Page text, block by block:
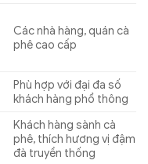
Các nhà hàng, quán cà
phê cao cấp
Phù hợp với đại đa số
khách hàng phổ thông
Khách hàng sành cà
phê, thích hương vị đậm
đà truyền thống